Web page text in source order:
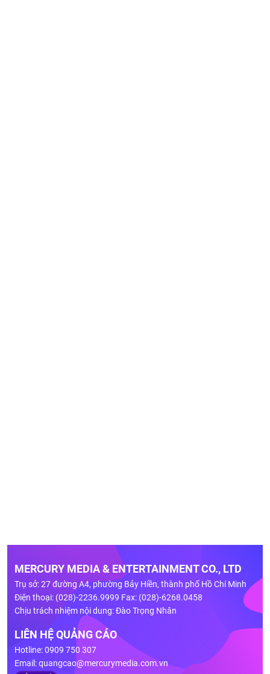
MERCURY MEDIA & ENTERTAINMENT CO., LTD
Trụ sở: 27 đường A4, phường Bảy Hiền, thành phố Hồ Chí Minh
Điện thoại: (028)-2236.9999 Fax: (028)-6268.0458
Chịu trách nhiệm nội dung: Đào Trọng Nhân
LIÊN HỆ QUẢNG CÁO
Hotline: 0909 750 307
Email:quangcao@mercurymedia.com.vn